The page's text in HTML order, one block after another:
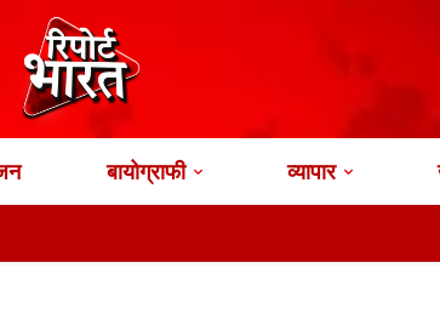
बायोग्राफी व्यापार
FSSAI